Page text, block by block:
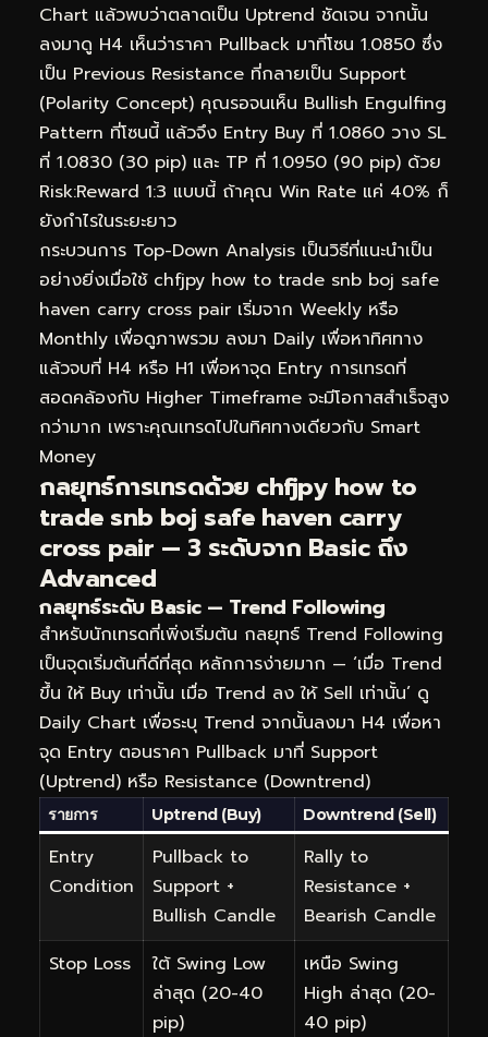
Chart แล้วพบว่าตลาดเป็น Uptrend ชัดเจน จากนั้น
ลงมาดู H4 เห็นว่าราคา Pullback มาที่โซน 1.0850 ซึ่ง
เป็น Previous Resistance ที่กลายเป็น Support
(Polarity Concept) คุณรอจนเห็น Bullish Engulfing
Pattern ที่โซนนี้ แล้วจึง Entry Buy ที่ 1.0860 วาง SL
ที่ 1.0830 (30 pip) และ TP ที่ 1.0950 (90 pip) ด้วย
Risk:Reward 1:3 แบบนี้ ถ้าคุณ Win Rate แค่ 40% ก็
ยังกำไรในระยะยาว
กระบวนการ Top-Down Analysis เป็นวิธีที่แนะนำเป็น
อย่างยิ่งเมื่อใช้ chfjpy how to trade snb boj safe
haven carry cross pair เริ่มจาก Weekly หรือ
Monthly เพื่อดูภาพรวม ลงมา Daily เพื่อหาทิศทาง
แล้วจบที่ H4 หรือ H1 เพื่อหาจุด Entry การเทรดที่
สอดคล้องกับ Higher Timeframe จะมีโอกาสสำเร็จสูง
กว่ามาก เพราะคุณเทรดไปในทิศทางเดียวกับ Smart
Money
กลยุทธ์การเทรดด้วย chfjpy how to
trade snb boj safe haven carry
cross pair — 3 ระดับจาก Basic ถึง
Advanced
กลยุทธ์ระดับ Basic — Trend Following
สำหรับนักเทรดที่เพิ่งเริ่มต้น กลยุทธ์ Trend Following
เป็นจุดเริ่มต้นที่ดีที่สุด หลักการง่ายมาก — ‘เมื่อ Trend
ขึ้น ให้ Buy เท่านั้น เมื่อ Trend ลง ให้ Sell เท่านั้น’ ดู
Daily Chart เพื่อระบุ Trend จากนั้นลงมา H4 เพื่อหา
จุด Entry ตอนราคา Pullback มาที่ Support
(Uptrend) หรือ Resistance (Downtrend)
รายการ Uptrend (Buy) Downtrend (Sell)
Entry
Condition
Pullback to
Support +
Bullish Candle
Rally to
Resistance +
Bearish Candle
Stop Loss
ใต้ Swing Low
ล่าสุด (20-40
pip)
เหนือ Swing
High ล่าสุด (20-
40 pip)